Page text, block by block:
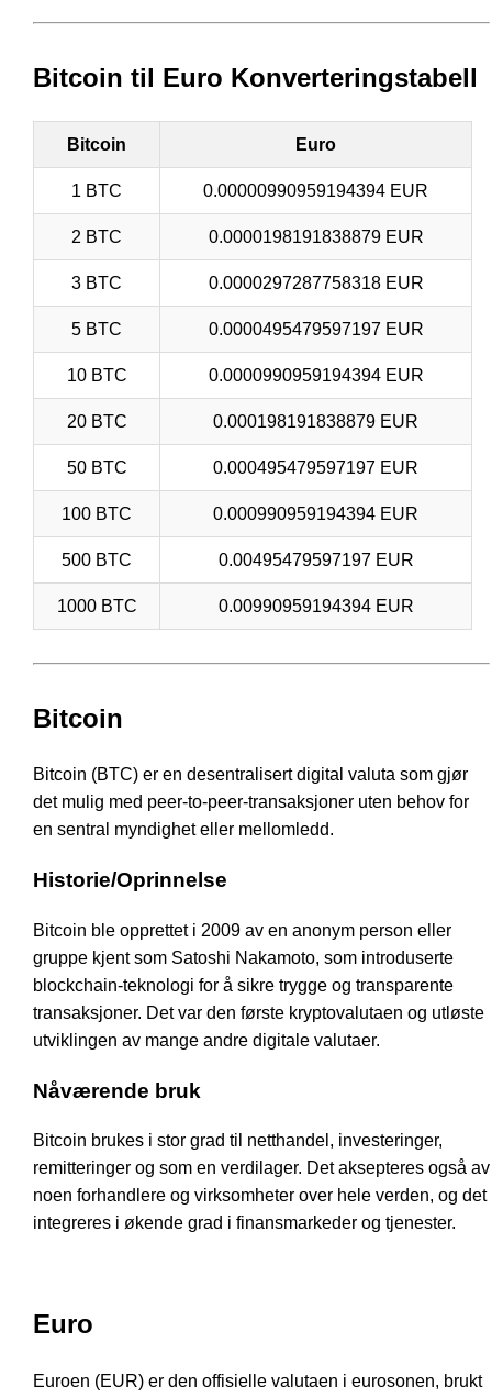
Bitcoin til Euro Konverteringstabell
Bitcoin Euro
1 BTC 0.00000990959194394 EUR
2 BTC 0.0000198191838879 EUR
3 BTC 0.0000297287758318 EUR
5 BTC 0.0000495479597197 EUR
10 BTC 0.0000990959194394 EUR
20 BTC 0.000198191838879 EUR
50 BTC 0.000495479597197 EUR
100 BTC 0.000990959194394 EUR
500 BTC 0.00495479597197 EUR
1000 BTC 0.00990959194394 EUR
Bitcoin
Bitcoin (BTC) er en desentralisert digital valuta som gjør
det mulig med peer-to-peer-transaksjoner uten behov for
en sentral myndighet eller mellomledd.
Historie/Oprinnelse
Bitcoin ble opprettet i 2009 av en anonym person eller
gruppe kjent som Satoshi Nakamoto, som introduserte
blockchain-teknologi for å sikre trygge og transparente
transaksjoner. Det var den første kryptovalutaen og utløste
utviklingen av mange andre digitale valutaer.
Nåværende bruk
Bitcoin brukes i stor grad til netthandel, investeringer,
remitteringer og som en verdilager. Det aksepteres også av
noen forhandlere og virksomheter over hele verden, og det
integreres i økende grad i finansmarkeder og tjenester.
Euro
Euroen (EUR) er den offisielle valutaen i eurosonen, brukt